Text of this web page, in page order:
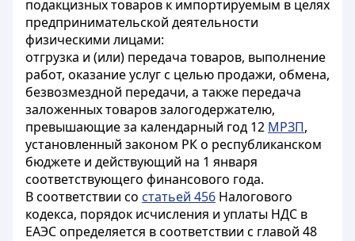
подакцизных товаров к импортируемым в целях
предпринимательской деятельности
физическими лицами:
отгрузка и (или) передача товаров, выполнение
работ, оказание услуг с целью продажи, обмена,
безвозмездной передачи, а также передача
заложенных товаров залогодержателю,
превышающие за календарный год 12 МРЗП,
установленный законом РК о республиканском
бюджете и действующий на 1 января
соответствующего финансового года.
В соответствии со статьей 456 Налогового
кодекса, порядок исчисления и уплаты НДС в
ЕАЭС определяется в соответствии с главой 48